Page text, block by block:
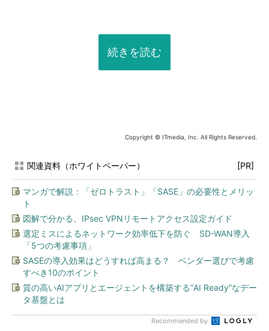
続きを読む
Copyright © ITmedia, Inc. All Rights Reserved.
関連資料（ホワイトペーパー） [PR]
マンガで解説：「ゼロトラスト」「SASE」の必要性とメリッ
ト
図解で分かる、IPsec VPNリモートアクセス設定ガイド
選定ミスによるネットワーク効率低下を防ぐ SD-WAN導入
「5つの考慮事項」
SASEの導入効果はどうすれば高まる？ ベンダー選びで考慮
すべき10のポイント
質の高いAIアプリとエージェントを構築する“AI Ready”なデー
タ基盤とは
Recommended by